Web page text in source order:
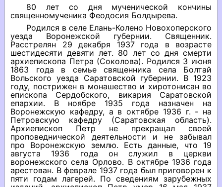
80 лет со дня мученической кончины
священномученика Феодосия Болдырева.
Родился в селе Елань-Колено Новохоперского
уезда Воронежской губернии. Священник.
Расстрелян 29 декабря 1937 года в возрасте
шестидесяти девяти лет. 80 лет со дня смерти
архиепископа Петра (Соколова). Родился 3 июня
1863 года в семье священника села Болтай
Вольского уезда Саратовской губернии. В 1923
году, пострижен в монашество и хиротонисан во
епископа Сердобского, викария Саратовской
епархии. В ноябре 1935 года назначен на
Воронежскую кафедру, а в октябре 1936 г. - на
Петровскую кафедру (Саратовская область).
Архиепископ Петр не прекращал своей
проповеднической деятельности и не забывал
про Воронежскую землю. Есть данные, что 19
августа 1936 года он служил в церкви
воронежского села Орлово. В октябре 1936 года
арестован. В феврале 1937 года был приговорен к
пяти годам лагерей. По сведениям зарубежных